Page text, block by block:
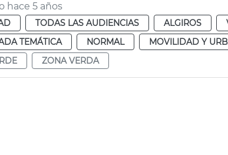
hace 5 años
TODAS LAS AUDIENCIAS ALGIROS
TEMÁTICA
NORMAL MOVILIDAD Y
ZONA VERDA